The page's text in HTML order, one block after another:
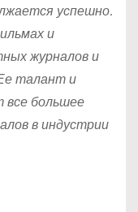
успешно.
и
журналов и
талант и
все большее
в индустрии